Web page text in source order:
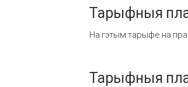
Тарыфныя
На гэтым тарыфе на
Тарыфныя